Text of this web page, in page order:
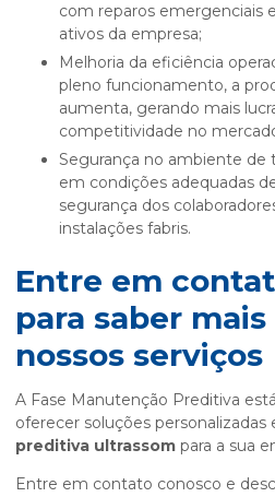
com reparos emergenciais
ativos da empresa;
Melhoria da eficiência operacional: com máquinas em
pleno funcionamento, a
aumenta, gerando mais
competitividade no
Segurança no ambiente de trabalho: equipamentos
em condições adequadas
segurança dos
instalações fabris.
Entre em
para saber
nossos serviços
A Fase Manutenção Preditiva
oferecer soluções personalizadas
preditiva ultrassom para a sua
Entre em contato conosco e